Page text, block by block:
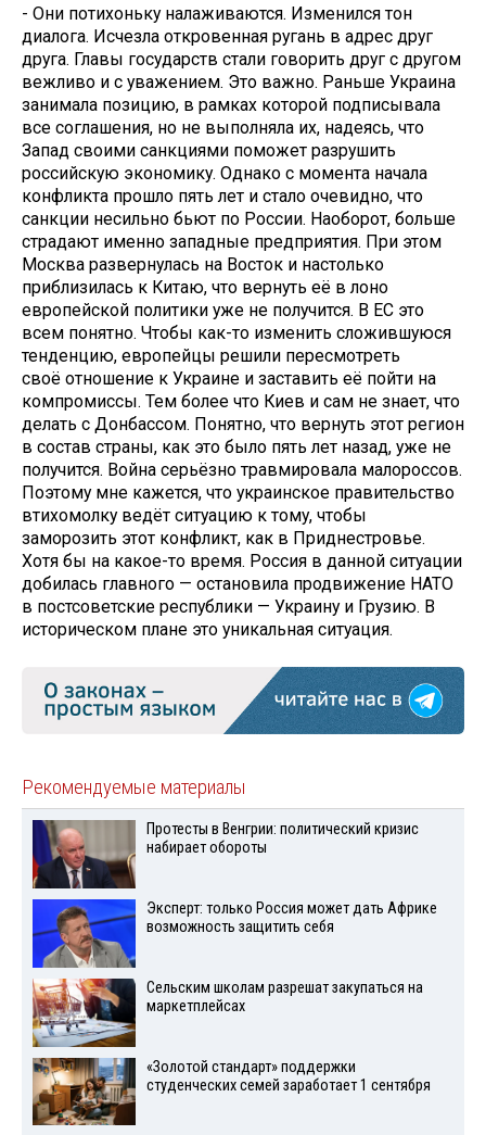
- Они потихоньку налаживаются. Изменился тон
диалога. Исчезла откровенная ругань в адрес друг
друга. Главы государств стали говорить друг с другом
вежливо и с уважением. Это важно. Раньше Украина
занимала позицию, в рамках которой подписывала
все соглашения, но не выполняла их, надеясь, что
Запад своими санкциями поможет разрушить
российскую экономику. Однако с момента начала
конфликта прошло пять лет и стало очевидно, что
санкции несильно бьют по России. Наоборот, больше
страдают именно западные предприятия. При этом
Москва развернулась на Восток и настолько
приблизилась к Китаю, что вернуть её в лоно
европейской политики уже не получится. В ЕС это
всем понятно. Чтобы как-то изменить сложившуюся
тенденцию, европейцы решили пересмотреть
своё отношение к Украине и заставить её пойти на
компромиссы. Тем более что Киев и сам не знает, что
делать с Донбассом. Понятно, что вернуть этот регион
в состав страны, как это было пять лет назад, уже не
получится. Война серьёзно травмировала малороссов.
Поэтому мне кажется, что украинское правительство
втихомолку ведёт ситуацию к тому, чтобы
заморозить этот конфликт, как в Приднестровье.
Хотя бы на какое-то время. Россия в данной ситуации
добилась главного — остановила продвижение НАТО
в постсоветские республики — Украину и Грузию. В
историческом плане это уникальная ситуация.
Рекомендуемые материалы
Протесты в Венгрии: политический кризис
набирает обороты
Эксперт: только Россия может дать Африке
возможность защитить себя
Сельским школам разрешат закупаться на
маркетплейсах
«Золотой стандарт» поддержки
студенческих семей заработает 1 сентября